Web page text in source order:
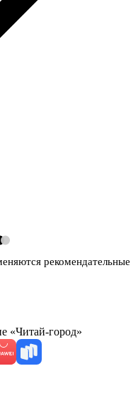
рекомендательные
«Читай-город»